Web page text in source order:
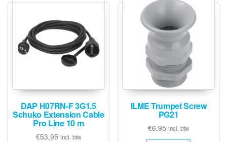
DAP H07RN-F 3G1.5
Schuko Extension Cable
Pro Line 10 m
€53,95 incl. btw
ILME Trumpet Screw
PG21
€6,95 incl. btw